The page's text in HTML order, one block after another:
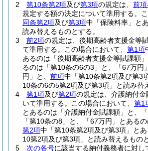
2
第10条第2項及び第3項の規定は、 前
規定する額の決定について準用する。
同条第2項及び第3項中「保険料率」と
読み替えるものとする。
3
前2項の規定は、後期高齢者支援金等
て準用する。
この場合において、 第1項
あるのは「後期高齢者支援金等賦課額
るのは「第10条の6の3」と、「67万円
円」と、 前項中「第10条第2項及び第3
10条の6の5第2項及び第3項」と読み替
4
第1項及び第2項の規定は、介護納付
いて準用する。
この場合において、 第1
とあるのは「介護納付金賦課額」と、
「第10条の8」と、「67万円」とあるの
第2項中「第10条第2項及び第3項」と
10第2項及び第3項」と読み替えるもの
5
次の各号に該当する納付義務者に対し